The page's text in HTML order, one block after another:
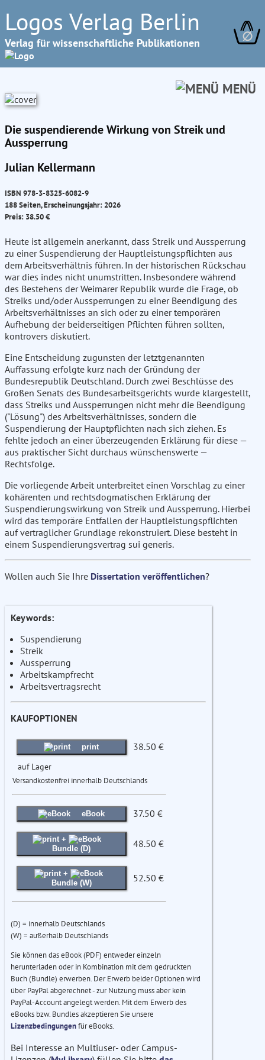
Logos Verlag Berlin
Verlag für wissenschaftliche Publikationen ∅
MENÜ
Die suspendierende Wirkung von Streik und
Aussperrung
Julian Kellermann
ISBN 978-3-8325-6082-9
188 Seiten, Erscheinungsjahr: 2026
Preis: 38.50 €
Heute ist allgemein anerkannt, dass Streik und Aussperrung
zu einer Suspendierung der Hauptleistungspflichten aus
dem Arbeitsverhältnis führen. In der historischen Rückschau
war dies indes nicht unumstritten. Insbesondere während
des Bestehens der Weimarer Republik wurde die Frage, ob
Streiks und/oder Aussperrungen zu einer Beendigung des
Arbeitsverhältnisses an sich oder zu einer temporären
Aufhebung der beiderseitigen Pflichten führen sollten,
kontrovers diskutiert.
Eine Entscheidung zugunsten der letztgenannten
Auffassung erfolgte kurz nach der Gründung der
Bundesrepublik Deutschland. Durch zwei Beschlüsse des
Großen Senats des Bundesarbeitsgerichts wurde klargestellt,
dass Streiks und Aussperrungen nicht mehr die Beendigung
("Lösung") des Arbeitsverhältnisses, sondern die
Suspendierung der Hauptpflichten nach sich ziehen. Es
fehlte jedoch an einer überzeugenden Erklärung für diese —
aus praktischer Sicht durchaus wünschenswerte —
Rechtsfolge.
Die vorliegende Arbeit unterbreitet einen Vorschlag zu einer
kohärenten und rechtsdogmatischen Erklärung der
Suspendierungswirkung von Streik und Aussperrung. Hierbei
wird das temporäre Entfallen der Hauptleistungspflichten
auf vertraglicher Grundlage rekonstruiert. Diese besteht in
einem Suspendierungsvertrag sui generis.
Wollen auch Sie Ihre Dissertation veröffentlichen?
Keywords:
Suspendierung
Streik
Aussperrung
Arbeitskampfrecht
Arbeitsvertragsrecht
KAUFOPTIONEN
print 38.50 €
auf Lager
Versandkostenfrei innerhalb Deutschlands
eBook 37.50 €
+
Bundle (D)
48.50 €
+
Bundle (W)
52.50 €
(D) = innerhalb Deutschlands
(W) = außerhalb Deutschlands
Sie können das eBook (PDF) entweder einzeln
herunterladen oder in Kombination mit dem gedruckten
Buch (Bundle) erwerben. Der Erwerb beider Optionen wird
über PayPal abgerechnet - zur Nutzung muss aber kein
PayPal-Account angelegt werden. Mit dem Erwerb des
eBooks bzw. Bundles akzeptieren Sie unsere
Lizenzbedingungenfür eBooks.
Bei Interesse an Multiuser- oder Campus-